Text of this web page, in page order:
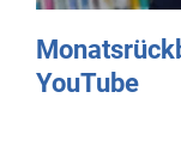
YouTube